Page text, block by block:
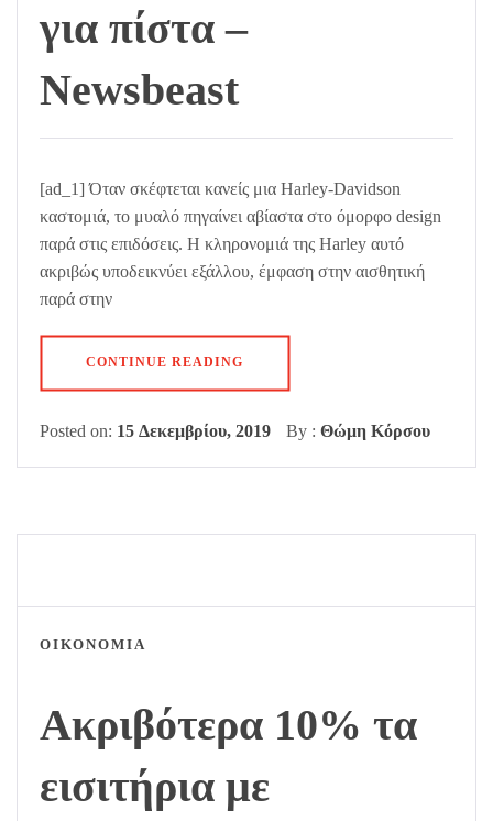
για πίστα –
Newsbeast
[ad_1] Όταν σκέφτεται κανείς μια Harley-Davidson
καστομιά, το μυαλό πηγαίνει αβίαστα στο όμορφο design
παρά στις επιδόσεις. Η κληρονομιά της Harley αυτό
ακριβώς υποδεικνύει εξάλλου, έμφαση στην αισθητική
παρά στην
CONTINUE READING
Posted on: 15 Δεκεμβρίου, 2019 By : Θώμη Κόρσου
ΟΙΚΟΝΟΜΙΑ
Ακριβότερα 10% τα
εισιτήρια με